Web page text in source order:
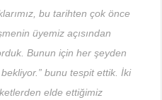
bu tarihten çok önce
üyemiz açısından
Bunun için her şeyden
bunu tespit ettik. İki
elde ettiğimiz